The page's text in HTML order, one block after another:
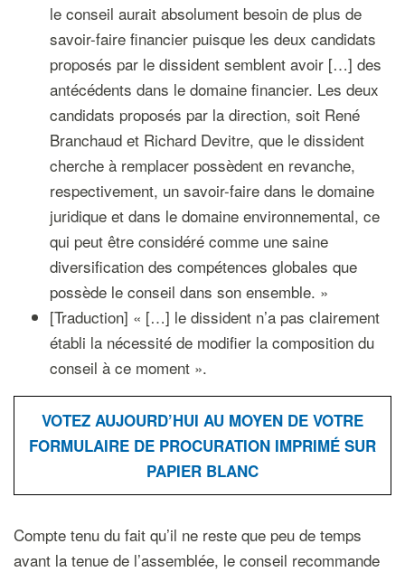
le conseil aurait absolument besoin de plus de
savoir-faire financier puisque les deux candidats
proposés par le dissident semblent avoir […] des
antécédents dans le domaine financier. Les deux
candidats proposés par la direction, soit René
Branchaud et Richard Devitre, que le dissident
cherche à remplacer possèdent en revanche,
respectivement, un savoir-faire dans le domaine
juridique et dans le domaine environnemental, ce
qui peut être considéré comme une saine
diversification des compétences globales que
possède le conseil dans son ensemble. »
[Traduction] « […] le dissident n’a pas clairement
établi la nécessité de modifier la composition du
conseil à ce moment ».
VOTEZ AUJOURD’HUI AU MOYEN DE VOTRE
FORMULAIRE DE PROCURATION IMPRIMÉ SUR
PAPIER BLANC
Compte tenu du fait qu’il ne reste que peu de temps
avant la tenue de l’assemblée, le conseil recommande